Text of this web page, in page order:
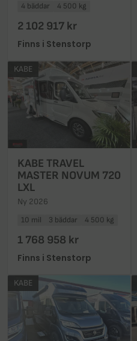
4 bäddar 4 500 kg
2 102 917 kr
Finns i Stenstorp
KABE
KABE TRAVEL
MASTER NOVUM 720
LXL
Ny 2026
10 mil 3 bäddar 4 500 kg
1 768 958 kr
Finns i Stenstorp
KABE